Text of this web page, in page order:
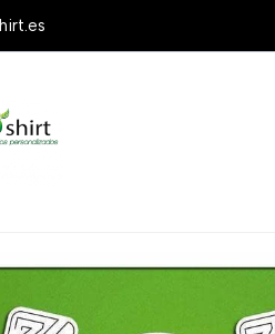
Horquilla Fork Factory Fox 36